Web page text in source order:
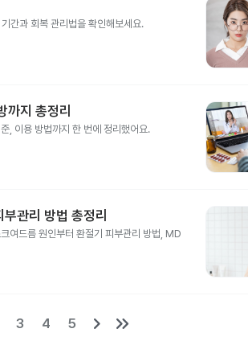
간과 회복 관리법을 확인해보세요.
까지 총정리
, 이용 방법까지 한 번에 정리했어요.
관리 방법 총정리
여드름 원인부터 환절기 피부관리 방법, MD
3 4 5 keyboard_arrow_right keyboard_double_arrow_right